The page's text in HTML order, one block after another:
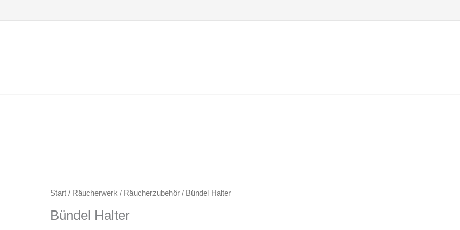
Inhalt
Start / Räucherwerk / Räucherzubehör / Bündel Halter
Bündel Halter